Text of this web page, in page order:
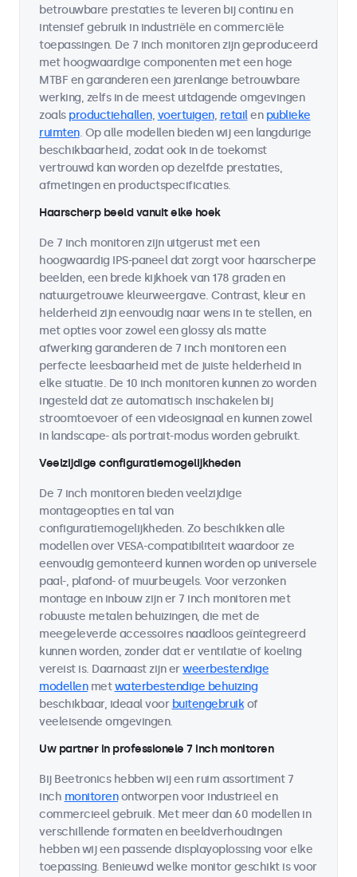
betrouwbare prestaties te leveren bij continu en
intensief gebruik in industriële en commerciële
toepassingen. De 7 inch monitoren zijn geproduceerd
met hoogwaardige componenten met een hoge
MTBF en garanderen een jarenlange betrouwbare
werking, zelfs in de meest uitdagende omgevingen
zoals productiehallen, voertuigen, retailen publieke
ruimten. Op alle modellen bieden wij een langdurige
beschikbaarheid, zodat ook in de toekomst
vertrouwd kan worden op dezelfde prestaties,
afmetingen en productspecificaties.
Haarscherp beeld vanuit elke hoek
De 7 inch monitoren zijn uitgerust met een
hoogwaardig IPS-paneel dat zorgt voor haarscherpe
beelden, een brede kijkhoek van 178 graden en
natuurgetrouwe kleurweergave. Contrast, kleur en
helderheid zijn eenvoudig naar wens in te stellen, en
met opties voor zowel een glossy als matte
afwerking garanderen de 7 inch monitoren een
perfecte leesbaarheid met de juiste helderheid in
elke situatie. De 10 inch monitoren kunnen zo worden
ingesteld dat ze automatisch inschakelen bij
stroomtoevoer of een videosignaal en kunnen zowel
in landscape- als portrait-modus worden gebruikt.
Veelzijdige configuratiemogelijkheden
De 7 inch monitoren bieden veelzijdige
montageopties en tal van
configuratiemogelijkheden. Zo beschikken alle
modellen over VESA-compatibiliteit waardoor ze
eenvoudig gemonteerd kunnen worden op universele
paal-, plafond- of muurbeugels. Voor verzonken
montage en inbouw zijn er 7 inch monitoren met
robuuste metalen behuizingen, die met de
meegeleverde accessoires naadloos geïntegreerd
kunnen worden, zonder dat er ventilatie of koeling
vereist is. Daarnaast zijn erweerbestendige
modellenmetwaterbestendige behuizing
beschikbaar, ideaal voor buitengebruikof
veeleisende omgevingen.
Uw partner in professionele 7 inch monitoren
Bij Beetronics hebben wij een ruim assortiment 7
inch monitorenontworpen voor industrieel en
commercieel gebruik. Met meer dan 60 modellen in
verschillende formaten en beeldverhoudingen
hebben wij een passende displayoplossing voor elke
toepassing. Benieuwd welke monitor geschikt is voor